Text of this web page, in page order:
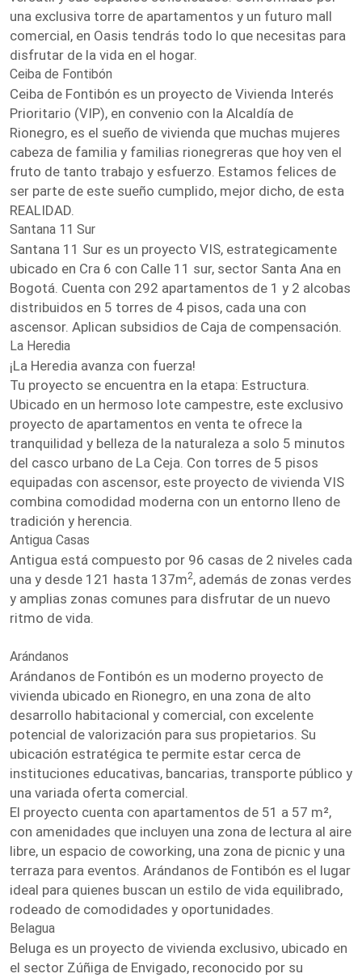
una exclusiva torre de apartamentos y un futuro mall
comercial, en Oasis tendrás todo lo que necesitas para
disfrutar de la vida en el hogar.
Ceiba de Fontibón
Ceiba de Fontibón es un proyecto de Vivienda Interés
Prioritario (VIP), en convenio con la Alcaldía de
Rionegro, es el sueño de vivienda que muchas mujeres
cabeza de familia y familias rionegreras que hoy ven el
fruto de tanto trabajo y esfuerzo. Estamos felices de
ser parte de este sueño cumplido, mejor dicho, de esta
REALIDAD.
Santana 11 Sur
Santana 11 Sur es un proyecto VIS, estrategicamente
ubicado en Cra 6 con Calle 11 sur, sector Santa Ana en
Bogotá. Cuenta con 292 apartamentos de 1 y 2 alcobas
distribuidos en 5 torres de 4 pisos, cada una con
ascensor. Aplican subsidios de Caja de compensación.
La Heredia
¡La Heredia avanza con fuerza!
Tu proyecto se encuentra en la etapa: Estructura.
Ubicado en un hermoso lote campestre, este exclusivo
proyecto de apartamentos en venta te ofrece la
tranquilidad y belleza de la naturaleza a solo 5 minutos
del casco urbano de La Ceja. Con torres de 5 pisos
equipadas con ascensor, este proyecto de vivienda VIS
combina comodidad moderna con un entorno lleno de
tradición y herencia.
Antigua Casas
Antigua está compuesto por 96 casas de 2 niveles cada
una y desde 121 hasta 137m2, además de zonas verdes
y amplias zonas comunes para disfrutar de un nuevo
ritmo de vida.
Arándanos
Arándanos de Fontibón es un moderno proyecto de
vivienda ubicado en Rionegro, en una zona de alto
desarrollo habitacional y comercial, con excelente
potencial de valorización para sus propietarios. Su
ubicación estratégica te permite estar cerca de
instituciones educativas, bancarias, transporte público y
una variada oferta comercial.
El proyecto cuenta con apartamentos de 51 a 57 m²,
con amenidades que incluyen una zona de lectura al aire
libre, un espacio de coworking, una zona de picnic y una
terraza para eventos. Arándanos de Fontibón es el lugar
ideal para quienes buscan un estilo de vida equilibrado,
rodeado de comodidades y oportunidades.
Belagua
Beluga es un proyecto de vivienda exclusivo, ubicado en
el sector Zúñiga de Envigado, reconocido por su